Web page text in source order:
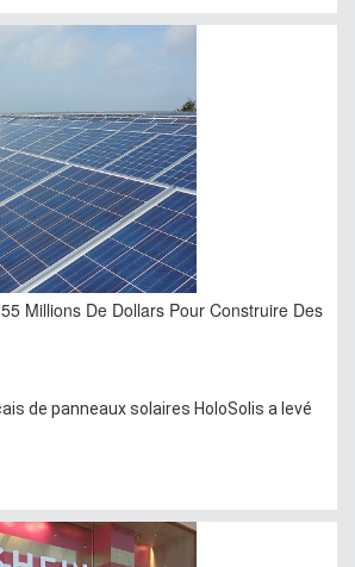
Millions De Dollars Pour Construire Des
de panneaux solaires HoloSolis a levé